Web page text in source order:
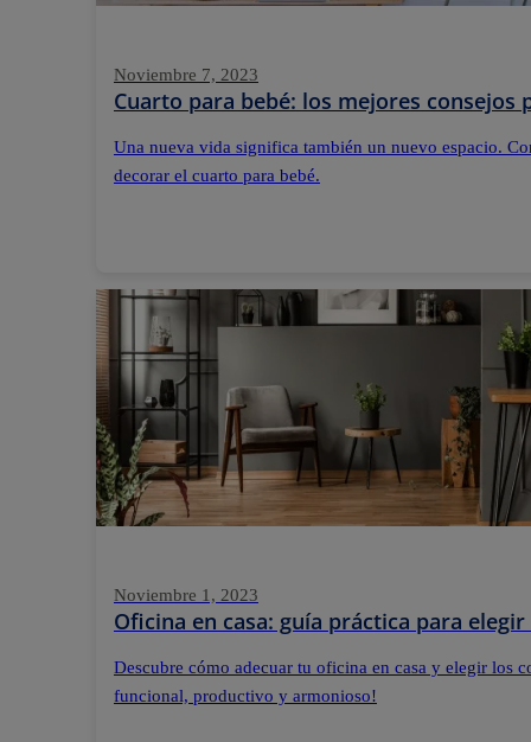
Noviembre 7, 2023
Cuarto para bebé: los mejores consejos
Una nueva vida significa también un nuevo espacio.
decorar el cuarto para bebé.
Noviembre 1, 2023
Oficina en casa: guía práctica para
Descubre cómo adecuar tu oficina en casa y elegir los
funcional, productivo y armonioso!